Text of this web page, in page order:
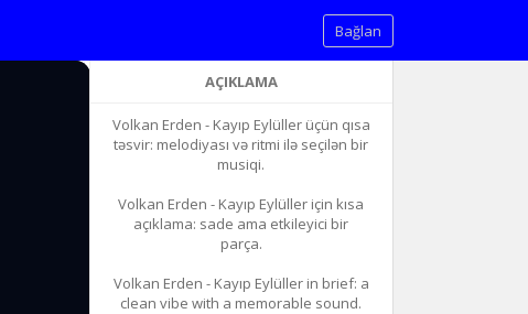
Bağlan
AÇIKLAMA
Volkan Erden - Kayıp Eylüller üçün qısa
təsvir: melodiyası və ritmi ilə seçilən bir
musiqi.
Volkan Erden - Kayıp Eylüller için kısa
açıklama: sade ama etkileyici bir
parça.
Volkan Erden - Kayıp Eylüller in brief: a
clean vibe with a memorable sound.